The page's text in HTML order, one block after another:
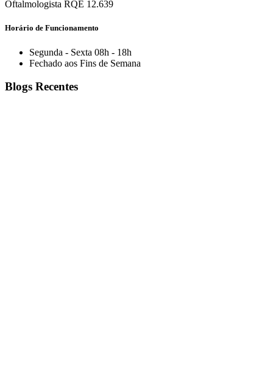
Oftalmologista RQE 12.639
Horário de Funcionamento
Segunda - Sexta 08h - 18h
Fechado aos Fins de Semana
Blogs Recentes